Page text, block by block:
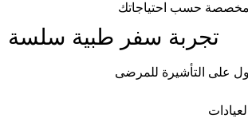
مخصصة حسب احتياجاتك
تجربة سفر طبية سلسة
على التأشيرة للمرضى